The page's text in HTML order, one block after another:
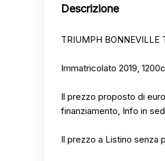
Descrizione
TRIUMPH BONNEVILLE
Immatricolato 2019,
Il prezzo proposto di
finanziamento, Info in
Il prezzo a Listino senza